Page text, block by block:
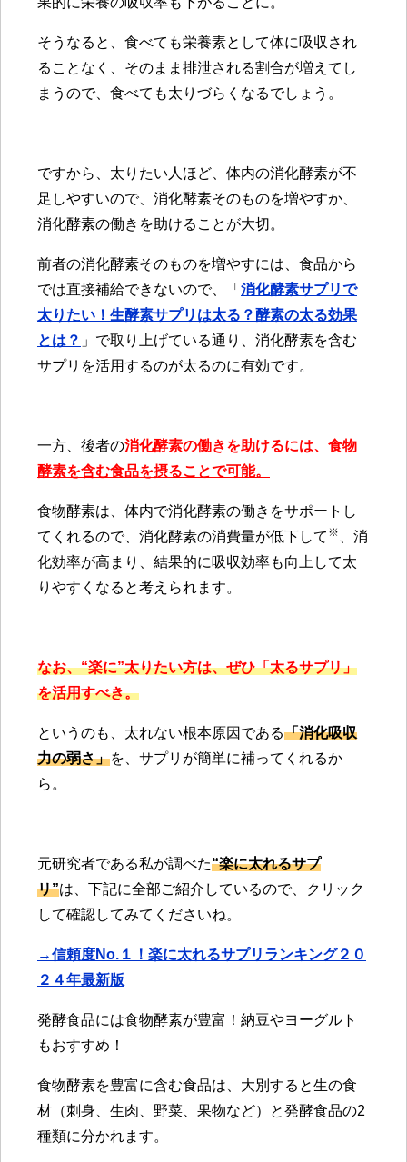
そうなると、食べても栄養素として体に吸収され
ることなく、そのまま排泄される割合が増えてし
まうので、食べても太りづらくなるでしょう。
ですから、太りたい人ほど、体内の消化酵素が不
足しやすいので、消化酵素そのものを増やすか、
消化酵素の働きを助けることが大切。
前者の消化酵素そのものを増やすには、食品から
では直接補給できないので、「 消化酵素サプリで
太りたい！生酵素サプリは太る？酵素の太る効果
とは？ 」で取り上げている通り、消化酵素を含む
サプリを活用するのが太るのに有効です。
一方、後者の消化酵素の働きを助けるには、食物
酵素を含む食品を摂ることで可能。
食物酵素は、体内で消化酵素の働きをサポートし
てくれるので、消化酵素の消費量が低下して ※
、消
化効率が高まり、結果的に吸収効率も向上して太
りやすくなると考えられます。
なお、“楽に”太りたい方は、ぜひ「太るサプリ」
を活用すべき。
というのも、太れない根本原因である「消化吸収
力の弱さ」を、サプリが簡単に補ってくれるか
ら。
元研究者である私が調べた“楽に太れるサプ
リ”は、下記に全部ご紹介しているので、クリック
して確認してみてくださいね。
→信頼度No.１！楽に太れるサプリランキング２０
２４年最新版
発酵食品には食物酵素が豊富！納豆やヨーグルト
もおすすめ！
食物酵素を豊富に含む食品は、大別すると生の食
材（刺身、生肉、野菜、果物など）と発酵食品の2
種類に分かれます。